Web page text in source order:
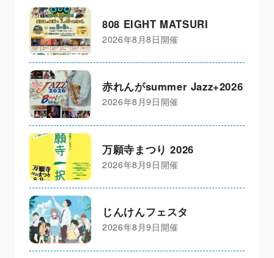
808 EIGHT MATSURI
2026年8月8日開催
赤れんがsummer Jazz+2026
2026年8月9日開催
万願寺まつり 2026
2026年8月9日開催
じんけんフェスタ
2026年8月9日開催